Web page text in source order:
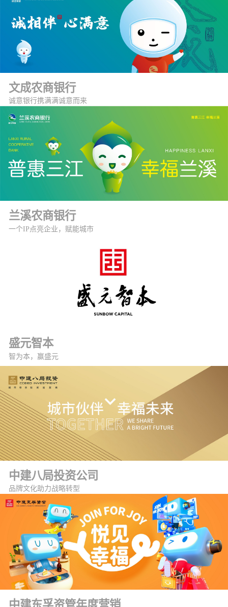
文成农商银行
诚意银行携满满诚意而来
兰溪农商银行
一个IP点亮企业，赋能城市
盛元智本
智为本，赢盛元
中建八局投资公司
品牌文化助力战略转型